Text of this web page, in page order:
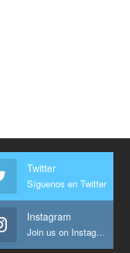
Twitter
Síguenos en Twitter
Instagram
Join us on Instagram